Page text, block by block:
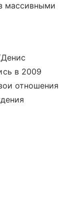
массивными
в 2009
отношения